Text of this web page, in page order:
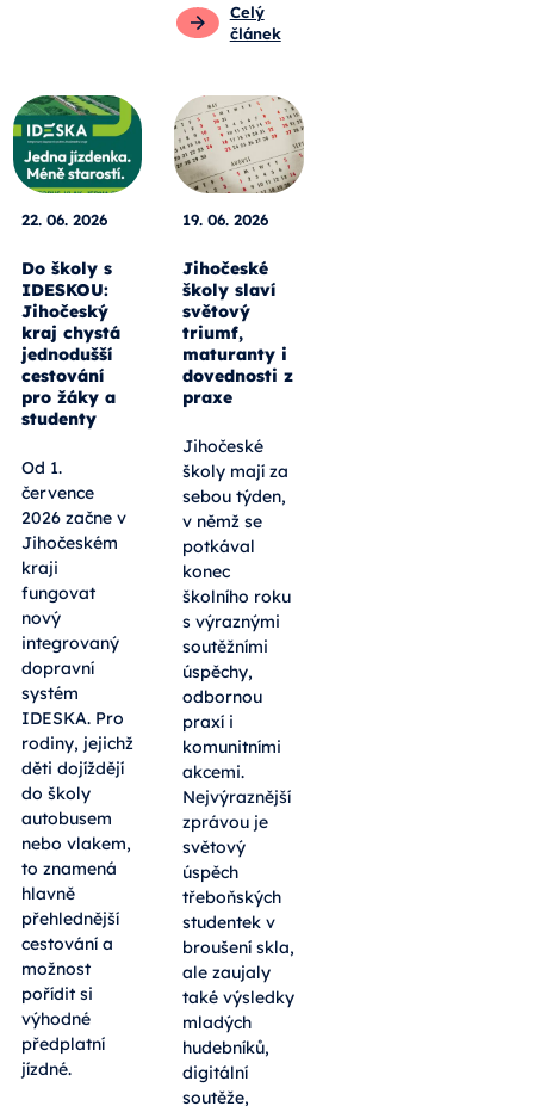
Celý
článek
22. 06. 2026
Do školy s
IDESKOU:
Jihočeský
kraj chystá
jednodušší
cestování
pro žáky a
studenty
Od 1.
července
2026 začne v
Jihočeském
kraji
fungovat
nový
integrovaný
dopravní
systém
IDESKA. Pro
rodiny, jejichž
děti dojíždějí
do školy
autobusem
nebo vlakem,
to znamená
hlavně
přehlednější
cestování a
možnost
pořídit si
výhodné
předplatní
jízdné.
19. 06. 2026
Jihočeské
školy slaví
světový
triumf,
maturanty i
dovednosti z
praxe
Jihočeské
školy mají za
sebou týden,
v němž se
potkával
konec
školního roku
s výraznými
soutěžními
úspěchy,
odbornou
praxí i
komunitními
akcemi.
Nejvýraznější
zprávou je
světový
úspěch
třeboňských
studentek v
broušení skla,
ale zaujaly
také výsledky
mladých
hudebníků,
digitální
soutěže,